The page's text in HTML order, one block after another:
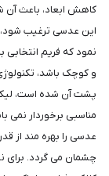
کاهش ابعاد، باعث آن
این عدسی ترغیب شود،
نمود که فریم
و کوچک باشد،
پشت آن شده است،
عدسی را بهره مند از